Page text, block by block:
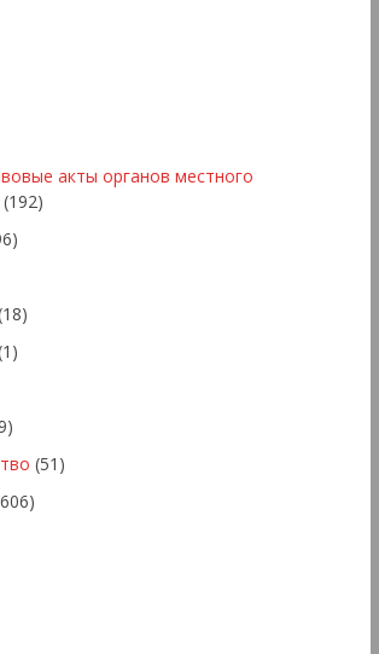
акты органов местного
(192)
(51)